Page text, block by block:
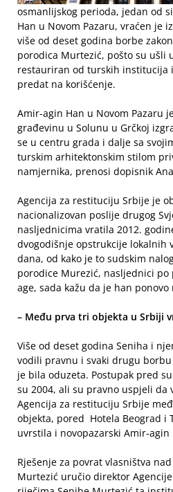
osmanlijskog perioda, jedan od
Han u Novom Pazaru, vraćen je
više od deset godina borbe
porodica Murtezić, pošto su ušli
restauriran od turskih institucija
predat na korišćenje.
Amir-agin Han u Novom Pazaru
građevinu u Solunu u Grčkoj
se u centru grada i dalje sa
turskim arhitektonskim stilom
namjernika, prenosi dopisnik
Agencija za restituciju Srbije je
nacionalizovan poslije drugog
nasljednicima vratila 2012.
dvogodišnje opstrukcije lokalnih
dana, od kako je to sudskim
porodice Murezić, nasljednici
age, sada kažu da je han ponovo
– Među prva tri objekta u Srbiji
Više od deset godina Seniha i
vodili pravnu i svaki drugu
je bila oduzeta. Postupak pred
su 2004, ali su pravno uspjeli da
Agencija za restituciju Srbije
objekta, pored Hotela Beograd i
uvrstila i novopazarski Amir-agin
Rješenje za povrat vlasništva
Murtezić uručio direktor